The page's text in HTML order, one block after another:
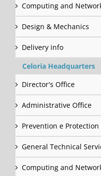
Computing and
Design & Mechanics
Delivery info
Celoria Headquarters
Director's Office
Administrative Office
Prevention e Protection
General Technical
Computing and